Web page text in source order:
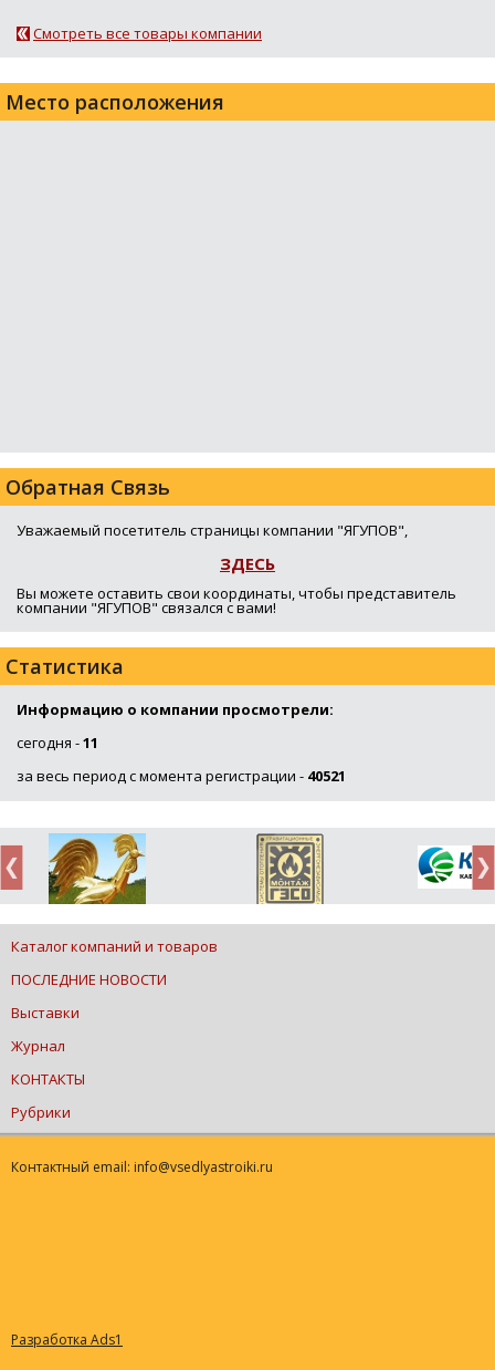
Смотреть все товары компании
Место расположения
Обратная Связь
Уважаемый посетитель страницы компании "ЯГУПОВ",
ЗДЕСЬ
Вы можете оставить свои координаты, чтобы представитель
компании "ЯГУПОВ" связался с вами!
Статистика
Информацию о компании просмотрели:
сегодня -11
за весь период с момента регистрации - 40521
Каталог компаний и товаров
ПОСЛЕДНИЕ НОВОСТИ
Выставки
Журнал
КОНТАКТЫ
Рубрики
Контактный email: info@vsedlyastroiki.ru
Разработка Ads1